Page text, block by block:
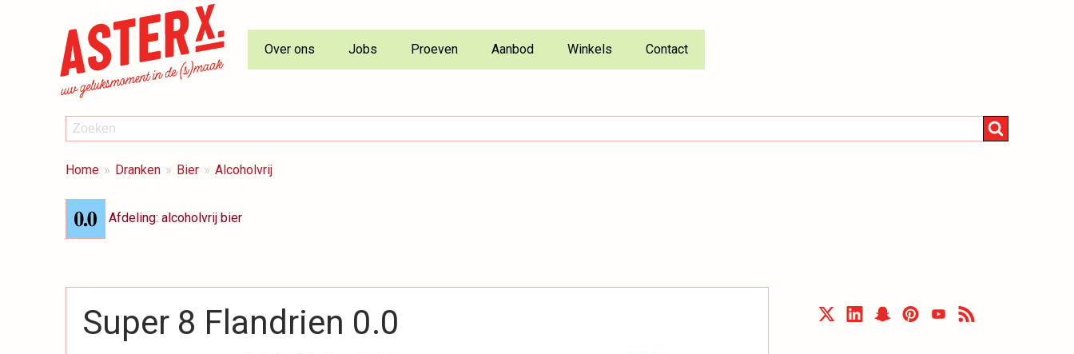
Over ons Jobs Proeven Aanbod Winkels Contact
ZOEKEN
Zoeken
BREADCRUMBS
Je
hier:
Home Dranken Bier Alcoholvrij
Afdeling: alcoholvrij bier
Super 8 Flandrien 0.0